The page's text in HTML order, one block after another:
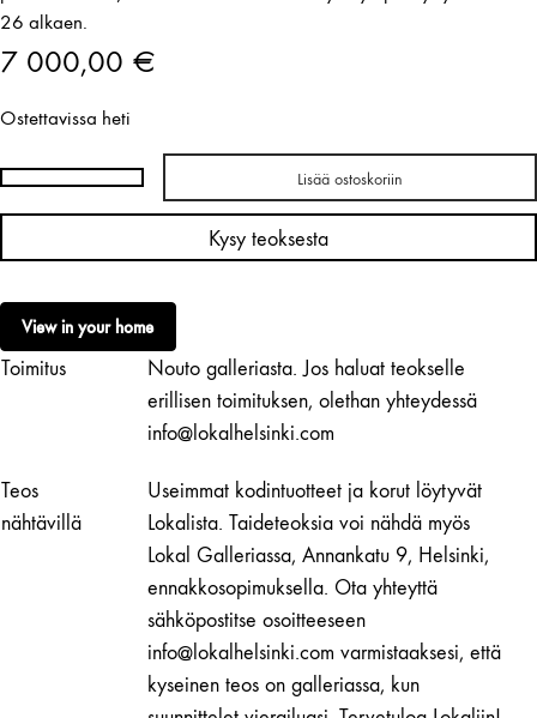
26 alkaen.
7 000,00 €
Ostettavissa heti
Teemu
Salonen
Leaves
the
Lisää ostoskoriin
Kysy teoksesta
View in your home
Toimitus
Nouto galleriasta. Jos haluat teokselle
erillisen toimituksen, olethan yhteydessä
info@lokalhelsinki.com
Teos
nähtävillä
Useimmat kodintuotteet ja korut löytyvät
Lokalista. Taideteoksia voi nähdä myös
Lokal Galleriassa, Annankatu 9, Helsinki,
ennakkosopimuksella. Ota yhteyttä
sähköpostitse osoitteeseen
info@lokalhelsinki.com varmistaaksesi, että
kyseinen teos on galleriassa, kun